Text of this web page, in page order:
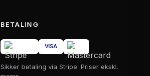
BETALING
Sikker betaling via Stripe. Priser ekskl.